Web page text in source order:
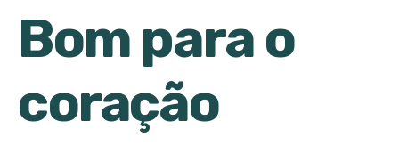
Bom para o
coração